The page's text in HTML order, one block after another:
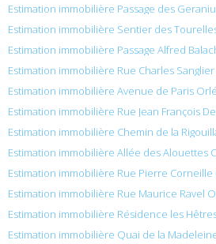
Estimation immobilière Passage des
Estimation immobilière Sentier des
Estimation immobilière Passage Alfred
Estimation immobilière Rue Charles
Estimation immobilière Avenue de Paris
Estimation immobilière Rue Jean François
Estimation immobilière Chemin de la
Estimation immobilière Allée des Alouettes
Estimation immobilière Rue Pierre Corneille
Estimation immobilière Rue Maurice Ravel
Estimation immobilière Résidence les
Estimation immobilière Quai de la